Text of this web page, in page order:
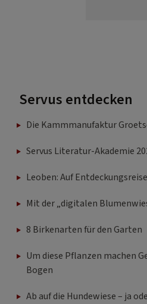
Servus entdecken
Die Kammmanufaktur
Servus Literatur-Akademie
Leoben: Auf
Mit der „digitalen
8 Birkenarten für den Garten
Um diese Pflanzen machen
Bogen
Ab auf die Hundewiese – ja